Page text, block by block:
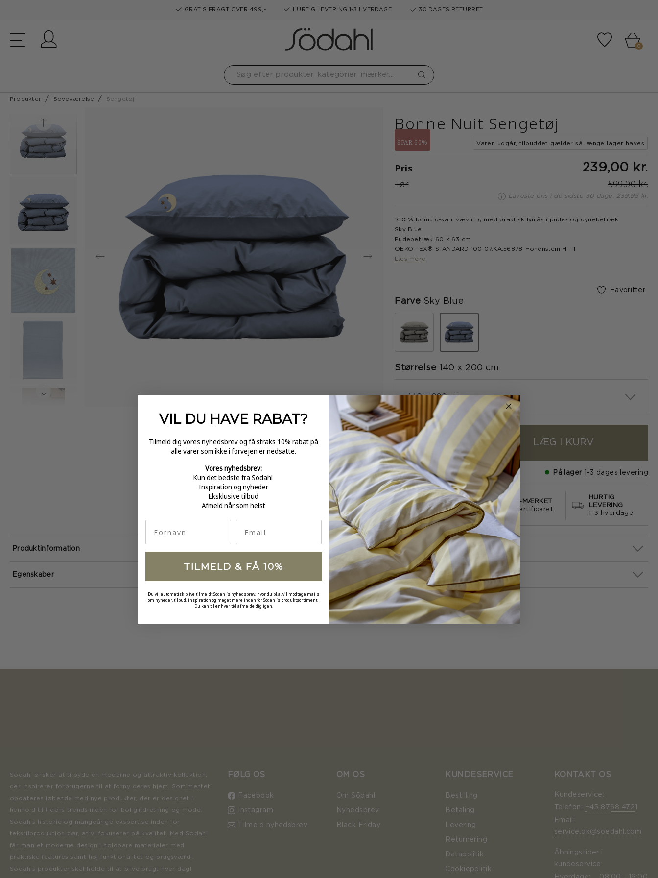
GRATIS FRAGT OVER 499,- HURTIG LEVERING 1-3 HVERDAGE 30 DAGES RETURRET
Tilføj til
0
Produkter Soveværelse Sengetøj
Bonne Nuit Sengetøj
SPAR 60% Varen udgår, tilbuddet gælder så længe lager haves
Pris 239,00 kr.
Før 599,00 kr.
Laveste pris i de sidste 30 dage: 239,95 kr.
100 % bomuld-satinvævning med praktisk lynlås i pude- og dynebetræk
Sky Blue
Pudebetræk 60 x 63 cm
OEKO-TEX® STANDARD 100 07.KA.56878 Hohenstein HTTI
Læs mere
Favoritter
Farve Sky Blue
valgte
Størrelse 140 x 200 cm
140 x 200 cm
- LÆG I KURV
På lager 1-3 dages levering
GRATIS FRAGT
over 499
E-MÆRKET
certificeret
HURTIG
LEVERING
1-3 hverdage
Egenskaber
Produktinformation
Södahl ønsker at tilbyde en moderne og attraktiv kollektion,
der inspirerer forbrugerne til at forny deres hjem. Sortimentet
opdateres løbende med nye produkter, der er designet i
henhold til tidens trends inden for boligindretning og mode.
Södahls historie og mangeårige ekspertise inden for
tekstilproduktion gør, at vi fokuserer på kvalitet. Med Södahl
får man et moderne design i holdbare materialer med
praktiske features samt høj funktionalitet og brugsværdi.
Södahls produkter skal holde til at blive brugt hver dag!
FØLG OS
Facebook
Instagram
Tilmeld nyhedsbrev
OM OS
Om Södahl
Nyhedsbrev
Black Friday
KUNDESERVICE
Bestilling
Betaling
Levering
Returnering
Datapolitik
Cookiepolitik
KONTAKT OS
Kundeservice:
Telefon: +45 8768 4721
Email:
service.dk@soedahl.com
Åbningstider i
kundeservice:
VIL DU HAVE RABAT?
Tilmeld dig vores nyhedsbrev og få straks 10% rabatpå
alle varer som ikke i forvejen er nedsatte.
Vores nyhedsbrev:
Kun det bedste fra Södahl
Inspiration og nyheder
Eksklusive tilbud
Afmeld når som helst
TILMELD & FÅ 10%
Du vil automatisk blive tilmeldt Södahl's nyhedsbrev, hvor du bl.a. vil modtage mails
om nyheder, tilbud, inspiration og meget mere inden for Södahl's produktsortiment.
Du kan til enhver tid afmelde dig igen.